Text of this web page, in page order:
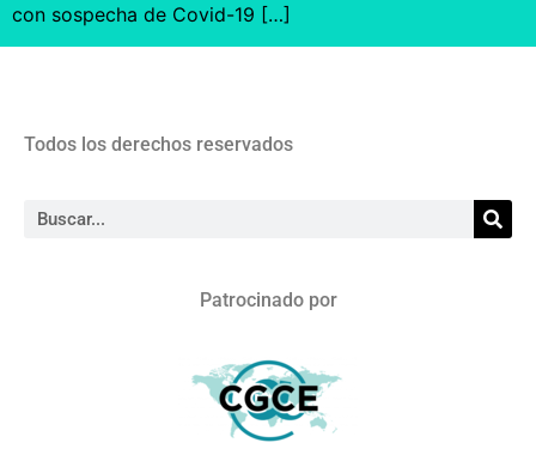
con sospecha de Covid-19 […]
Todos los derechos reservados
Patrocinado por